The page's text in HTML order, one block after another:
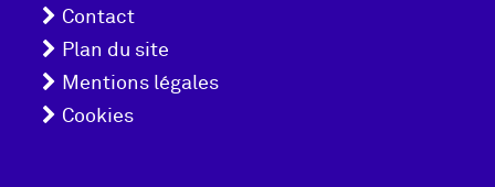
Menu
pied
de
page
Contact
Plan du site
Mentions légales
Cookies